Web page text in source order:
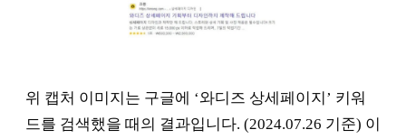
위 캡처 이미지는 구글에 ‘와디즈 상세페이지’ 키워
드를 검색했을 때의 결과입니다. (2024.07.26 기준) 이